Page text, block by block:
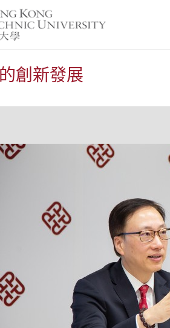
創新發展